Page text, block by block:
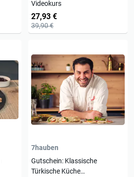
Videokurs
27,93 €
39,90 €
7hauben
Gutschein: Klassische
Türkische Küche